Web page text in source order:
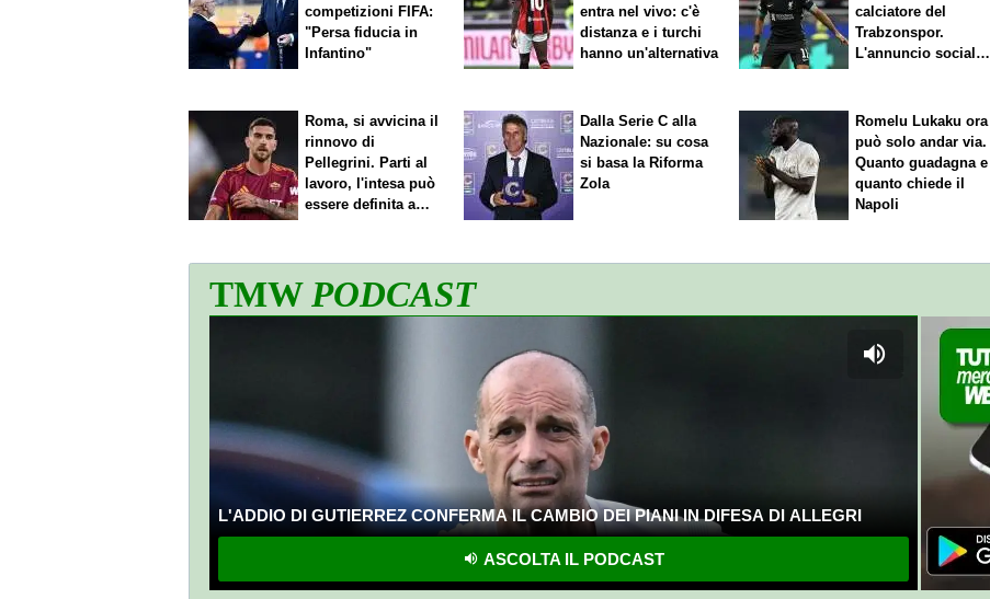
competizioni FIFA:
"Persa fiducia in
Infantino"
entra nel vivo: c'è
distanza e i turchi
hanno un'alternativa
calciatore del
Trabzonspor.
L'annuncio social
Roma, si avvicina il
rinnovo di
Pellegrini. Parti al
lavoro, l'intesa può
essere definita a
Dalla Serie C alla
Nazionale: su cosa
si basa la Riforma
Zola
Romelu Lukaku ora
può solo andar via.
Quanto guadagna e
quanto chiede il
Napoli
TMWPODCAST
L'ADDIO DI GUTIERREZ CONFERMA IL CAMBIO DEI PIANI IN DIFESA DI ALLEGRI
ASCOLTA IL PODCAST